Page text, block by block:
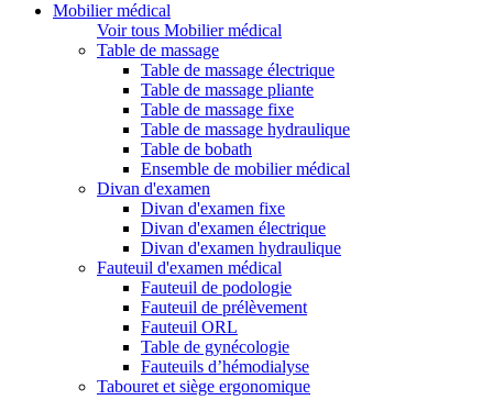
Mobilier médical
Voir tous Mobilier médical
Table de massage
Table de massage électrique
Table de massage pliante
Table de massage fixe
Table de massage hydraulique
Table de bobath
Ensemble de mobilier médical
Divan d'examen
Divan d'examen fixe
Divan d'examen électrique
Divan d'examen hydraulique
Fauteuil d'examen médical
Fauteuil de podologie
Fauteuil de prélèvement
Fauteuil ORL
Table de gynécologie
Fauteuils d’hémodialyse
Tabouret et siège ergonomique